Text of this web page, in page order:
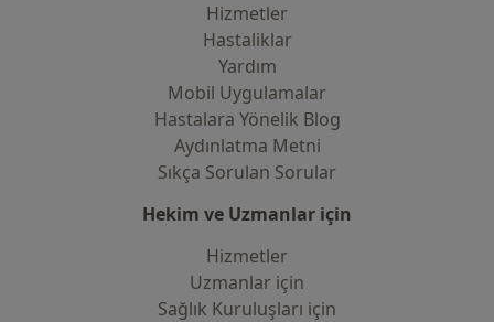
Hizmetler
Hastaliklar
Yardım
Mobil Uygulamalar
Hastalara Yönelik Blog
Aydınlatma Metni
Sıkça Sorulan Sorular
Hekim ve Uzmanlar için
Hizmetler
Uzmanlar için
Sağlık Kuruluşları için